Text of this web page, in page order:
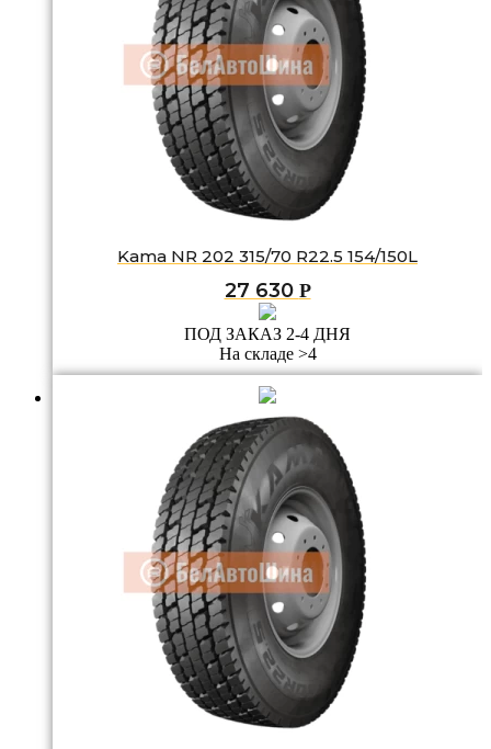
Kama NR 202 315/70 R22.5 154/150L
27 630 Р
ПОД ЗАКАЗ 2-4 ДНЯ
На складе >4